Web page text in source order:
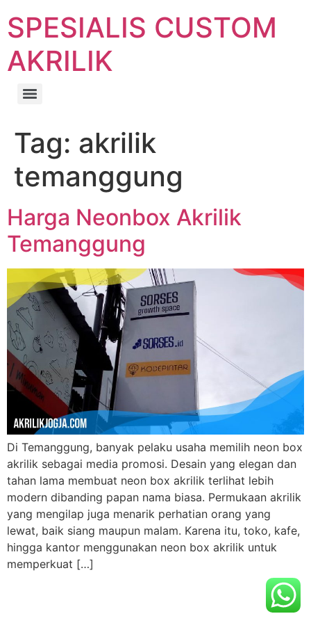
SPESIALIS CUSTOM
AKRILIK
Tag: akrilik
temanggung
Harga Neonbox Akrilik
Temanggung
Di Temanggung, banyak pelaku usaha memilih neon box
akrilik sebagai media promosi. Desain yang elegan dan
tahan lama membuat neon box akrilik terlihat lebih
modern dibanding papan nama biasa. Permukaan akrilik
yang mengilap juga menarik perhatian orang yang
lewat, baik siang maupun malam. Karena itu, toko, kafe,
hingga kantor menggunakan neon box akrilik untuk
memperkuat […]